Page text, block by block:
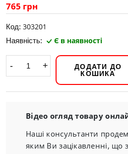
765 грн
Код: 303201
Наявність: Є в наявності
- +
ДОДАТИ ДО
КОШИКА
Відео огляд товару
Наші консультанти
яким Ви зацікавленні, що